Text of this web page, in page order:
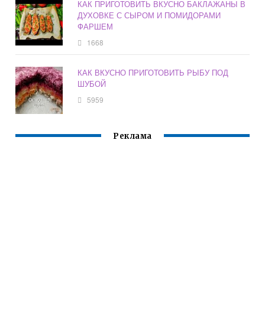
КАК ПРИГОТОВИТЬ ВКУСНО БАКЛАЖАНЫ В
ДУХОВКЕ С СЫРОМ И ПОМИДОРАМИ
ФАРШЕМ
1668
КАК ВКУСНО ПРИГОТОВИТЬ РЫБУ ПОД
ШУБОЙ
5959
Реклама